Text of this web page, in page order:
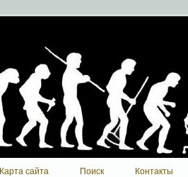
Карта сайта Поиск Контакты